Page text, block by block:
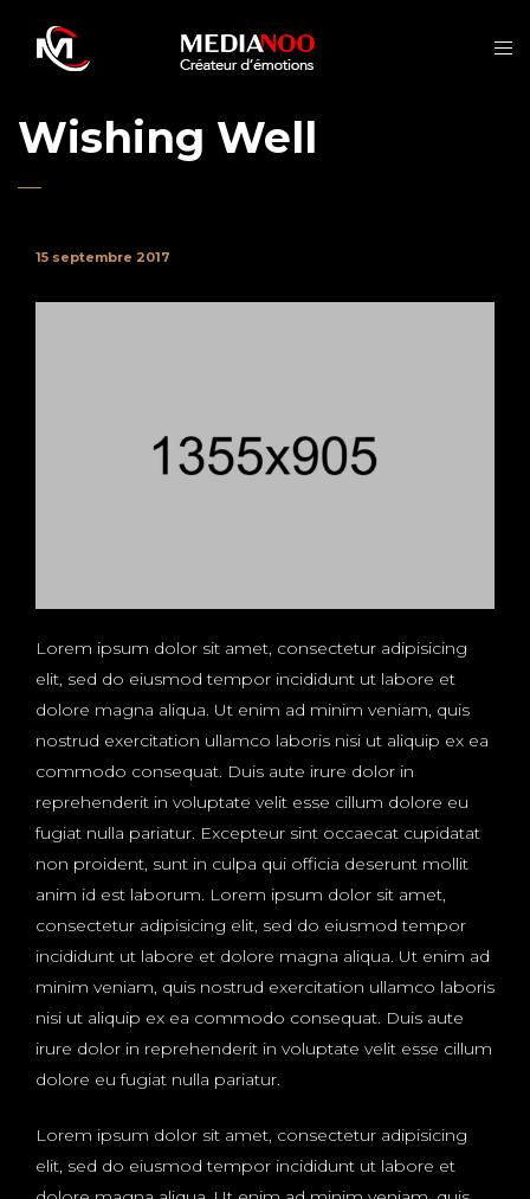
Wishing Well
15 septembre 2017
Lorem ipsum dolor sit amet, consectetur adipisicing
elit, sed do eiusmod tempor incididunt ut labore et
dolore magna aliqua. Ut enim ad minim veniam, quis
nostrud exercitation ullamco laboris nisi ut aliquip ex ea
commodo consequat. Duis aute irure dolor in
reprehenderit in voluptate velit esse cillum dolore eu
fugiat nulla pariatur. Excepteur sint occaecat cupidatat
non proident, sunt in culpa qui officia deserunt mollit
anim id est laborum. Lorem ipsum dolor sit amet,
consectetur adipisicing elit, sed do eiusmod tempor
incididunt ut labore et dolore magna aliqua. Ut enim ad
minim veniam, quis nostrud exercitation ullamco laboris
nisi ut aliquip ex ea commodo consequat. Duis aute
irure dolor in reprehenderit in voluptate velit esse cillum
dolore eu fugiat nulla pariatur.
Lorem ipsum dolor sit amet, consectetur adipisicing
elit, sed do eiusmod tempor incididunt ut labore et